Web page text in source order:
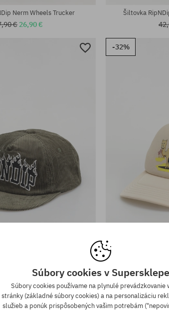
Nerm Wheels Trucker
€ 26,90 €
Šiltovka
RipNDip Fire Spirit
-32%
Šiltovka
Súbory cookies v Supersklepe
Súbory cookies používame na plynulé prevádzkovanie
stránky (základné súbory cookies) a na personalizáciu
služieb a ponúk prispôsobených vašim potrebám